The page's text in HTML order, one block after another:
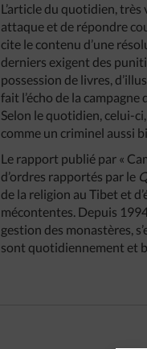
L’article du quotidien,
attaque et de répondre
cite le contenu d’une
derniers exigent des
possession de livres,
fait l’écho de la
Selon le quotidien, celui-
comme un criminel aussi
Le rapport publié par «
d’ordres rapportés par le
de la religion au Tibet et
mécontentes. Depuis
gestion des monastères,
sont quotidiennement et